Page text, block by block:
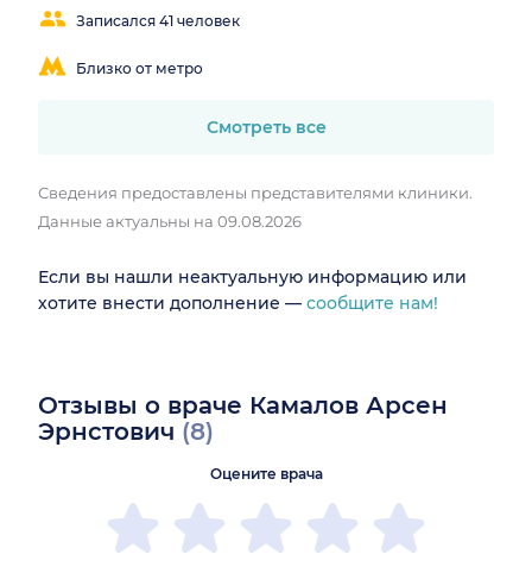
Записался 41 человек
Близко от метро
Смотреть все
Сведения предоставлены представителями клиники.
Данные актуальны на 09.08.2026
Если вы нашли неактуальную информацию или
хотите внести дополнение — сообщите нам!
Отзывы о враче Камалов Арсен
Эрнстович (8)
Оцените врача